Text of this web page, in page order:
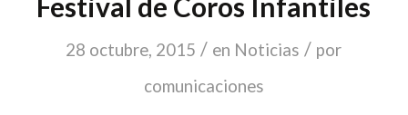
28 octubre, 2015 / en Noticias / por
comunicaciones